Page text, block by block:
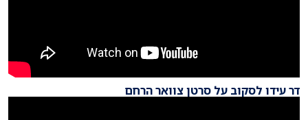
דר עידו לסקוב על סרטן צוואר הרחם